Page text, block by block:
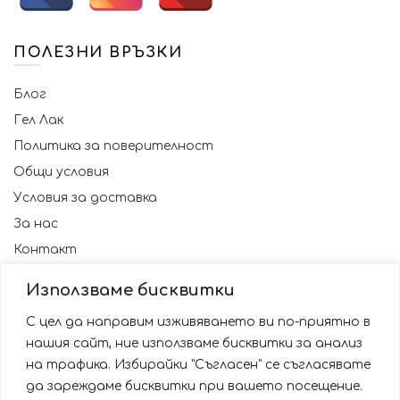
Използваме бисквитки
С цел да направим изживяването ви по-приятно в
нашия сайт, ние използваме бисквитки за анализ
на трафика. Избирайки "Съгласен" се съгласявате
да зареждаме бисквитки при вашето посещение.
ПОЛЕЗНИ ВРЪЗКИ
Блог
Гел Лак
Политика за поверителност
Общи условия
Условия за доставка
За нас
Контакт